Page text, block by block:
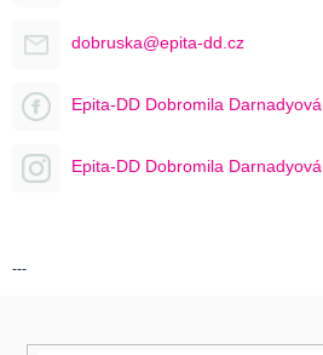
dobruska@epita-dd.cz
Epita-DD Dobromila Darnadyová
Epita-DD Dobromila Darnadyová
---